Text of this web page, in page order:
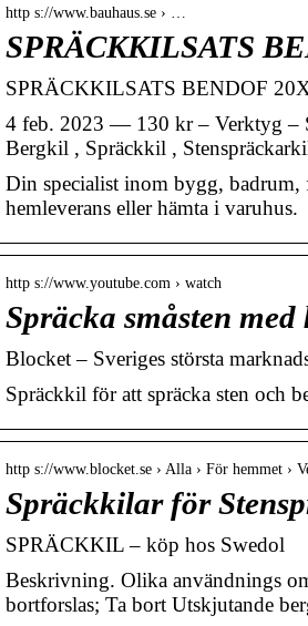
http s://www.bauhaus.se › …
SPRÄCKKILSATS
SPRÄCKKILSATS BENDOF
4 feb. 2023 — 130 kr – Verktyg –
Bergkil , Spräckkil ,
Din specialist inom bygg,
hemleverans eller hämta i varuhus.
http s://www.youtube.com › watch
Spräcka småsten
Blocket – Sveriges största
Spräckkil för att spräcka sten och
http s://www.blocket.se › Alla › För hemmet ›
Spräckkilar för
SPRÄCKKIL – köp hos Swedol
Beskrivning. Olika användnings
bortforslas; Ta bort Utskjutande